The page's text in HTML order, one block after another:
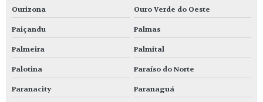
Ourizona Ouro Verde do Oeste
Paiçandu Palmas
Palmeira Palmital
Palotina Paraíso do Norte
Paranacity Paranaguá